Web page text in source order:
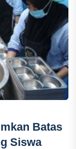
Batas
Siswa